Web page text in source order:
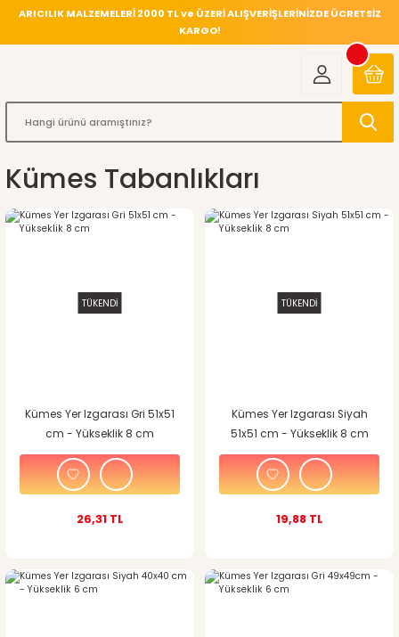
ARICILIK MALZEMELERİ 2000 TL ve ÜZERİ ALIŞVERİŞLERİNİZDE ÜCRETSİZ
KARGO!
Kümes Tabanlıkları
TÜKENDİ
Kümes Yer Izgarası Gri 51x51
cm - Yükseklik 8 cm
26,31 TL
TÜKENDİ
Kümes Yer Izgarası Siyah
51x51 cm - Yükseklik 8 cm
19,88 TL